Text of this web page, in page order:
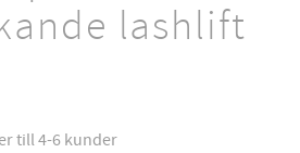
lashlift
till 4-6 kunder